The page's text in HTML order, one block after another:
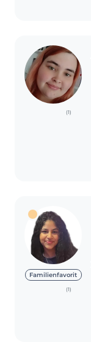
(1)
Familienfavorit
(1)